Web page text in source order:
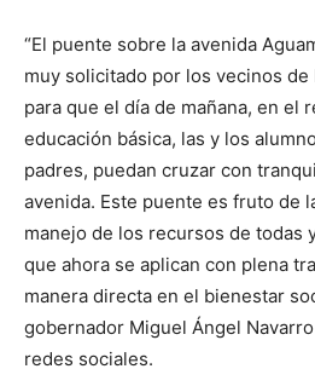
“El puente sobre la avenida
muy solicitado por los vecinos de
para que el día de mañana, en el
educación básica, las y los
padres, puedan cruzar con
avenida. Este puente es fruto de
manejo de los recursos de todas
que ahora se aplican con plena
manera directa en el bienestar
gobernador Miguel Ángel
redes sociales.